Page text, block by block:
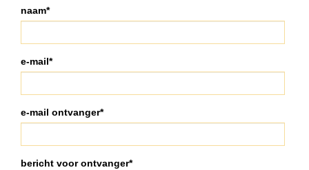
naam*
e-mail*
e-mail ontvanger*
bericht voor ontvanger*